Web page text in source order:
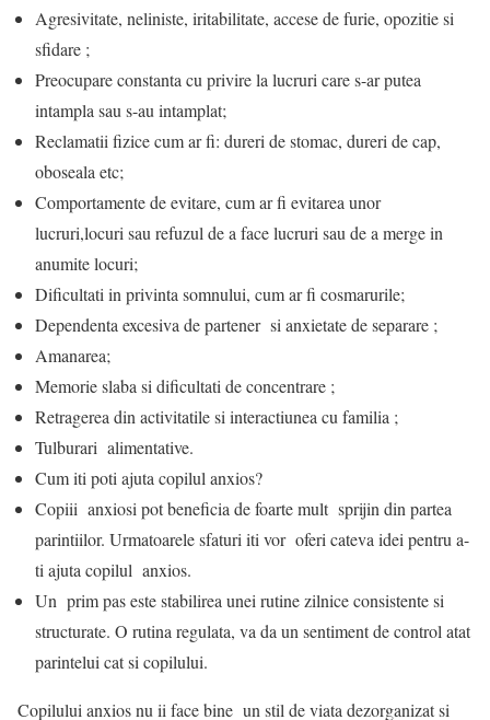
Agresivitate, neliniste, iritabilitate, accese de furie, opozitie si
sfidare ;
Preocupare constanta cu privire la lucruri care s-ar putea
intampla sau s-au intamplat;
Reclamatii fizice cum ar fi: dureri de stomac, dureri de cap,
oboseala etc;
Comportamente de evitare, cum ar fi evitarea unor
lucruri,locuri sau refuzul de a face lucruri sau de a merge in
anumite locuri;
Dificultati in privinta somnului, cum ar fi cosmarurile;
Dependenta excesiva de partener si anxietate de separare ;
Amanarea;
Memorie slaba si dificultati de concentrare ;
Retragerea din activitatile si interactiunea cu familia ;
Tulburari alimentative.
Cum iti poti ajuta copilul anxios?
Copiii anxiosi pot beneficia de foarte mult sprijin din partea
parintiilor. Urmatoarele sfaturi iti vor oferi cateva idei pentru a-
ti ajuta copilul anxios.
Un prim pas este stabilirea unei rutine zilnice consistente si
structurate. O rutina regulata, va da un sentiment de control atat
parintelui cat si copilului.
Copilului anxios nu ii face bine un stil de viata dezorganizat si